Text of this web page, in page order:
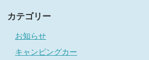
カテゴリー
お知らせ
キャンピングカー